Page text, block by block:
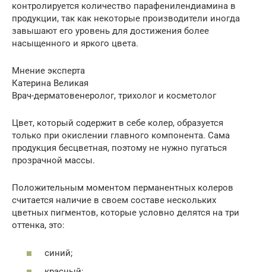
контролируется количество парафенилендиамина в
продукции, так как некоторые производители иногда
завышают его уровень для достижения более
насыщенного и яркого цвета.
Мнение эксперта
Катерина Великая
Врач-дерматовенеролог, трихолог и косметолог
Цвет, который содержит в себе колер, образуется
только при окислении главного компонента. Сама
продукция бесцветная, поэтому не нужно пугаться
прозрачной массы.
Положительным моментом перманентных колеров
считается наличие в своем составе нескольких
цветных пигментов, которые условно делятся на три
оттенка, это:
синий;